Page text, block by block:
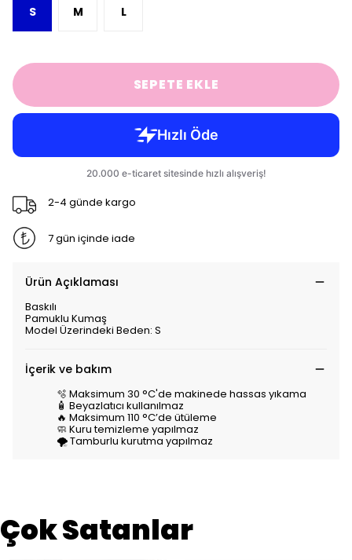
S M L
SEPETE EKLE
2-4 günde kargo
7 gün içinde iade
Ürün Açıklaması
Baskılı
Pamuklu Kumaş
Model Üzerindeki Beden: S
İçerik ve bakım
🫧 Maksimum 30 °C'de makinede hassas yıkama
🧴 Beyazlatıcı kullanılmaz
🔥 Maksimum 110 °C’de ütüleme
🧼 Kuru temizleme yapılmaz
🌪️ Tamburlu kurutma yapılmaz
Çok Satanlar